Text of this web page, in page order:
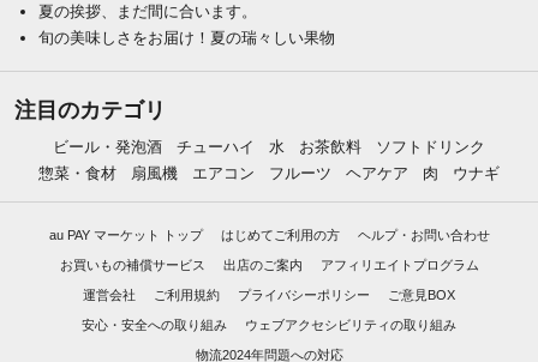
夏の挨拶、まだ間に合います。
旬の美味しさをお届け！夏の瑞々しい果物
注目のカテゴリ
ビール・発泡酒 チューハイ 水 お茶飲料
ソフトドリンク
惣菜・食材
扇風機 エアコン フルーツ ヘアケア 肉 ウナギ
au PAY マーケット トップ はじめてご利用の方 ヘルプ・お問い合わせ
お買いもの補償サービス 出店のご案内 アフィリエイトプログラム
運営会社 ご利用規約 プライバシーポリシー ご意見BOX
安心・安全への取り組み ウェブアクセシビリティの取り組み
物流2024年問題への対応